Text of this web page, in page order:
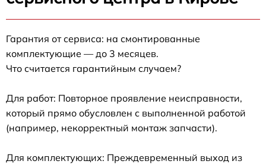
Гарантия от сервиса: на смонтированные
комплектующие — до 3 месяцев.
Что считается гарантийным случаем?
Для работ: Повторное проявление неисправности,
который прямо обусловлен с выполненной работой
(например, некорректный монтаж запчасти).
Для комплектующих: Преждевременный выход из